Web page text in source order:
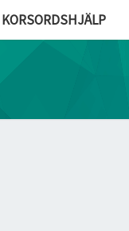
KORSORDSHJÄLP